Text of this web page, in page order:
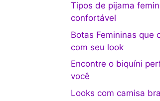
Tipos de pijama
confortável
Botas Femininas que
com seu look
Encontre o biquíni
você
Looks com camisa